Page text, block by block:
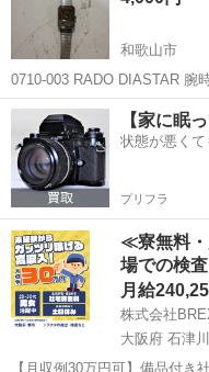
和歌山市
0710-003 RADO DIASTAR 腕時計 ジャンク品
多少のスレ、キズ、落としき
でご確認ください ・お値引
和歌山 和歌山市 アク
【家に眠
状態が悪く
プリフラ
≪寮無料・
場での検
月給
株式会社
大阪府 石津
【月収例30万円可】備品付き